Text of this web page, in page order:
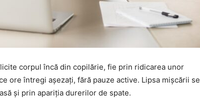
corpul încă din copilărie, fie prin ridicarea unor
ore întregi așezați, fără pauze active. Lipsa mișcării se
și prin apariția durerilor de spate.